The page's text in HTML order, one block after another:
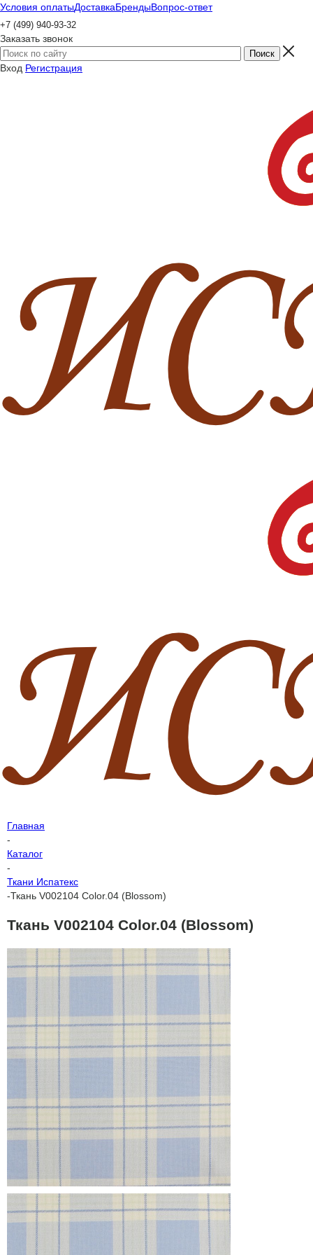
Условия оплатыДоставкаБрендыВопрос-ответ
+7 (499) 940-93-32
Заказать звонок
Вход Регистрация
Главная
-
Каталог
-
Ткани Испатекс
-Ткань V002104 Color.04 (Blossom)
Ткань V002104 Color.04 (Blossom)